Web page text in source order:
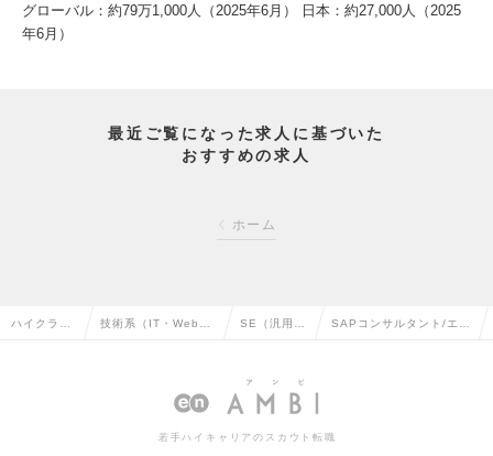
グローバル：約79万1,000人（2025年6月） 日本：約27,000人（2025
年6月）
最近ご覧になった求人に基づいた
おすすめの求人
ホーム
ハイクラス 技術系（IT・Web・ SE（汎用 SAPコンサルタント/エン
若手ハイキャリアのスカウト転職